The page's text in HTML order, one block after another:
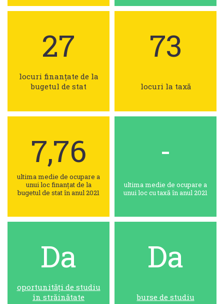
27
locuri finanțate de la
bugetul de stat
73
locuri la taxă
7,76
ultima medie de ocupare a
unui loc finanțat de la
bugetul de stat în anul 2021
-
ultima medie de ocupare a
unui loc cu taxă în anul 2021
Da
oportunități de studiu
în străinătate
Da
burse de studiu